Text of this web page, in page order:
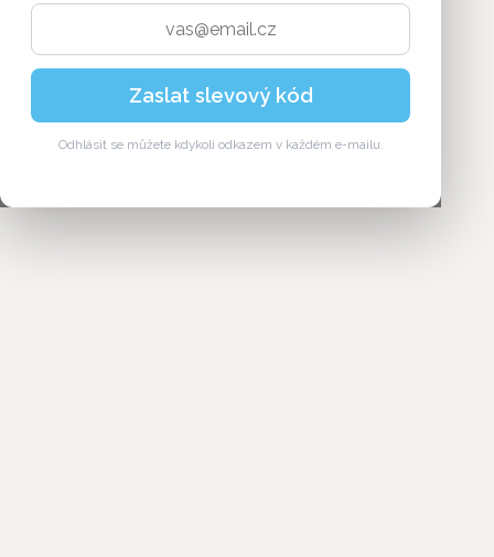
Zaslat slevový kód
Odhlásit se můžete kdykoli odkazem v každém e-mailu.